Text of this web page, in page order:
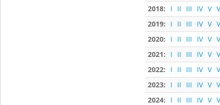
2018: I II III IV V
2019:
I II III IV V
2020:
I II III IV V
2021:
I II III IV V
2022:
I II III IV V
2023:
I II III IV V
2024:
I II III IV V